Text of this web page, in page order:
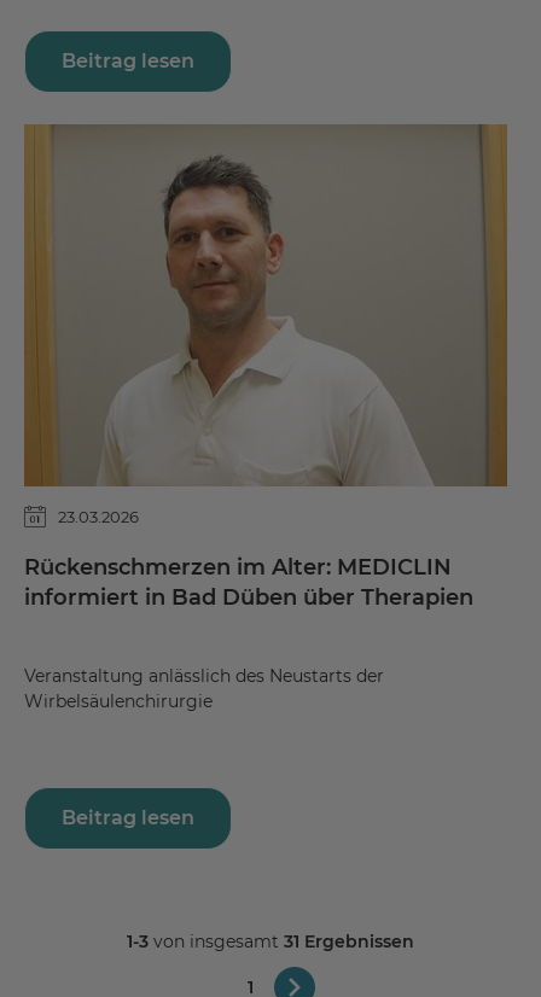
Beitrag lesen
23.03.2026
Rückenschmerzen im Alter: MEDICLIN
informiert in Bad Düben über Therapien
Veranstaltung anlässlich des Neustarts der
Wirbelsäulenchirurgie
Beitrag lesen
1
1-3 von insgesamt 31 Ergebnissen